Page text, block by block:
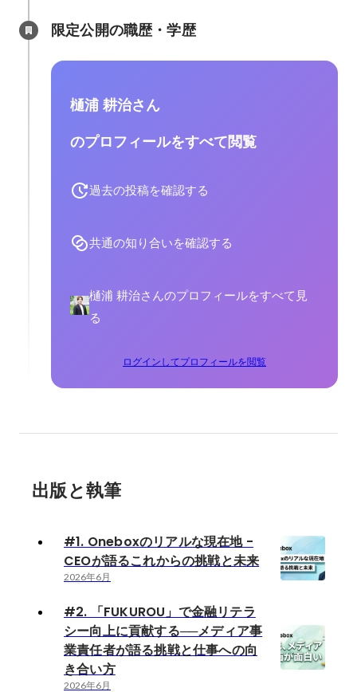
限定公開の職歴・学歴
樋浦 耕治さん
のプロフィールをすべて閲覧
過去の投稿を確認する
共通の知り合いを確認する
樋浦 耕治さんのプロフィールをすべて見
る
ログインしてプロフィールを閲覧
出版と執筆
#1. Oneboxのリアルな現在地 -
CEOが語るこれからの挑戦と未来
2026年6月
#2. 「FUKUROU」で金融リテラ
シー向上に貢献する──メディア事
業責任者が語る挑戦と仕事への向
き合い方
2026年6月